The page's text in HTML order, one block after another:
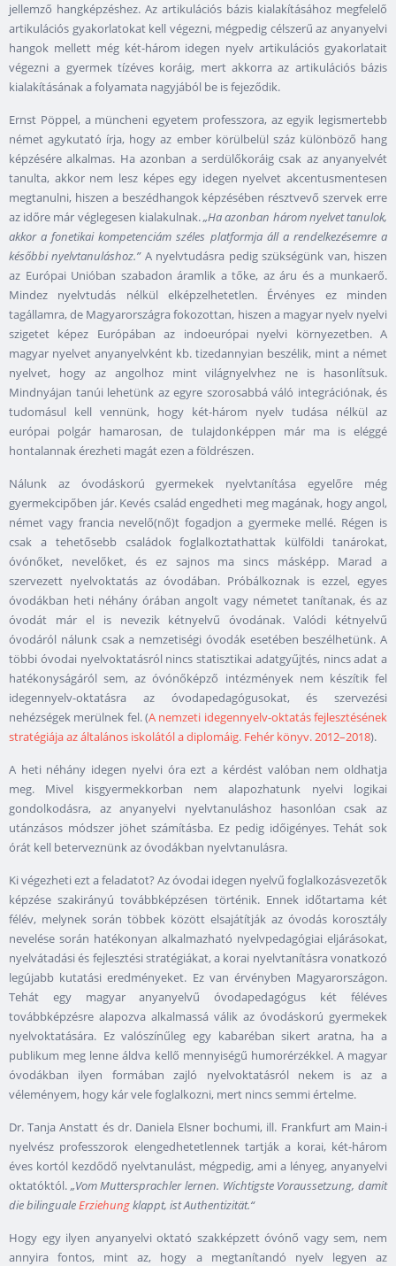
jellemző hangképzéshez. Az artikulációs bázis kialakításához megfelelő
artikulációs gyakorlatokat kell végezni, mégpedig célszerű az anyanyelvi
hangok mellett még két-három idegen nyelv artikulációs gyakorlatait
végezni a gyermek tízéves koráig, mert akkorra az artikulációs bázis
kialakításának a folyamata nagyjából be is fejeződik.
Ernst Pöppel, a müncheni egyetem professzora, az egyik legismertebb
német agykutató írja, hogy az ember körülbelül száz különböző hang
képzésére alkalmas. Ha azonban a serdülőkoráig csak az anyanyelvét
tanulta, akkor nem lesz képes egy idegen nyelvet akcentusmentesen
megtanulni, hiszen a beszédhangok képzésében résztvevő szervek erre
az időre már véglegesen kialakulnak.„Ha azonban három nyelvet tanulok,
akkor a fonetikai kompetenciám széles platformja áll a rendelkezésemre a
későbbi nyelvtanuláshoz.”A nyelvtudásra pedig szükségünk van, hiszen
az Európai Unióban szabadon áramlik a tőke, az áru és a munkaerő.
Mindez nyelvtudás nélkül elképzelhetetlen. Érvényes ez minden
tagállamra, de Magyarországra fokozottan, hiszen a magyar nyelv nyelvi
szigetet képez Európában az indoeurópai nyelvi környezetben. A
magyar nyelvet anyanyelvként kb. tizedannyian beszélik, mint a német
nyelvet, hogy az angolhoz mint világnyelvhez ne is hasonlítsuk.
Mindnyájan tanúi lehetünk az egyre szorosabbá váló integrációnak, és
tudomásul kell vennünk, hogy két-három nyelv tudása nélkül az
európai polgár hamarosan, de tulajdonképpen már ma is eléggé
hontalannak érezheti magát ezen a földrészen.
Nálunk az óvodáskorú gyermekek nyelvtanítása egyelőre még
gyermekcipőben jár. Kevés család engedheti meg magának, hogy angol,
német vagy francia nevelő(nő)t fogadjon a gyermeke mellé. Régen is
csak a tehetősebb családok foglalkoztathattak külföldi tanárokat,
óvónőket, nevelőket, és ez sajnos ma sincs másképp. Marad a
szervezett nyelvoktatás az óvodában. Próbálkoznak is ezzel, egyes
óvodákban heti néhány órában angolt vagy németet tanítanak, és az
óvodát már el is nevezik kétnyelvű óvodának. Valódi kétnyelvű
óvodáról nálunk csak a nemzetiségi óvodák esetében beszélhetünk. A
többi óvodai nyelvoktatásról nincs statisztikai adatgyűjtés, nincs adat a
hatékonyságáról sem, az óvónőképző intézmények nem készítik fel
idegennyelv-oktatásra az óvodapedagógusokat, és szervezési
nehézségek merülnek fel. (A nemzeti idegennyelv-oktatás fejlesztésének
stratégiája az általános iskolától a diplomáig. Fehér könyv. 2012–2018).
A heti néhány idegen nyelvi óra ezt a kérdést valóban nem oldhatja
meg. Mivel kisgyermekkorban nem alapozhatunk nyelvi logikai
gondolkodásra, az anyanyelvi nyelvtanuláshoz hasonlóan csak az
utánzásos módszer jöhet számításba. Ez pedig időigényes. Tehát sok
órát kell beterveznünk az óvodákban nyelvtanulásra.
Ki végezheti ezt a feladatot? Az óvodai idegen nyelvű foglalkozásvezetők
képzése szakirányú továbbképzésen történik. Ennek időtartama két
félév, melynek során többek között elsajátítják az óvodás korosztály
nevelése során hatékonyan alkalmazható nyelvpedagógiai eljárásokat,
nyelvátadási és fejlesztési stratégiákat, a korai nyelvtanításra vonatkozó
legújabb kutatási eredményeket. Ez van érvényben Magyarországon.
Tehát egy magyar anyanyelvű óvodapedagógus két féléves
továbbképzésre alapozva alkalmassá válik az óvodáskorú gyermekek
nyelvoktatására. Ez valószínűleg egy kabaréban sikert aratna, ha a
publikum meg lenne áldva kellő mennyiségű humorérzékkel. A magyar
óvodákban ilyen formában zajló nyelvoktatásról nekem is az a
véleményem, hogy kár vele foglalkozni, mert nincs semmi értelme.
Dr. Tanja Anstatt és dr. Daniela Elsner bochumi, ill. Frankfurt am Main-i
nyelvész professzorok elengedhetetlennek tartják a korai, két-három
éves kortól kezdődő nyelvtanulást, mégpedig, ami a lényeg, anyanyelvi
oktatóktól. „Vom Muttersprachler lernen. Wichtigste Voraussetzung, damit
die bilingualeErziehungklappt, ist Authentizität.“
Hogy egy ilyen anyanyelvi oktató szakképzett óvónő vagy sem, nem
annyira fontos, mint az, hogy a megtanítandó nyelv legyen az